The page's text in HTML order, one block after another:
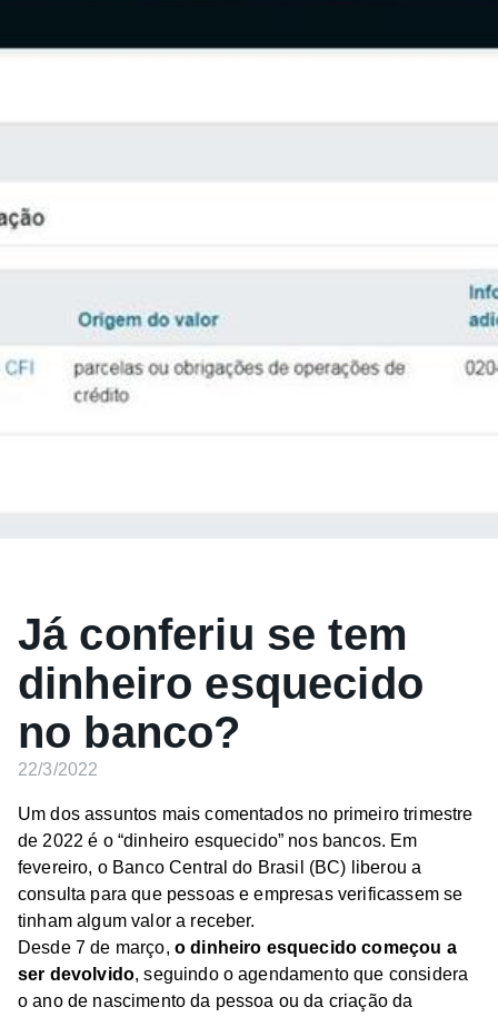
Já conferiu se tem
dinheiro esquecido
no banco?
22/3/2022
Um dos assuntos mais comentados no primeiro trimestre
de 2022 é o “dinheiro esquecido” nos bancos. Em
fevereiro, o Banco Central do Brasil (BC) liberou a
consulta para que pessoas e empresas verificassem se
tinham algum valor a receber.
Desde 7 de março, o dinheiro esquecido começou a
ser devolvido, seguindo o agendamento que considera
o ano de nascimento da pessoa ou da criação da